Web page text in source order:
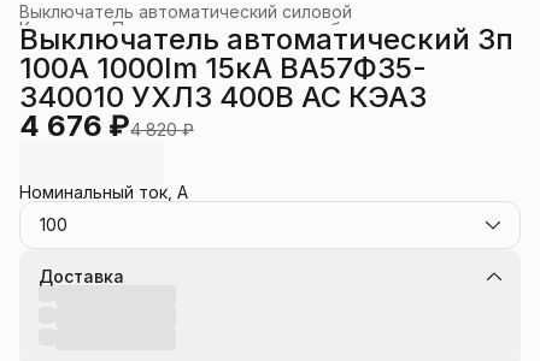
Выключатель автоматический силовой
Промышленное электрооборудование
›
Каталог
Главная ›
Выключатель автоматический 3п
100А 1000Im 15кА ВА57Ф35-
340010 УХЛ3 400В AC КЭАЗ
4 676 ₽4 820 ₽
Номинальный ток, А
100
Доставка